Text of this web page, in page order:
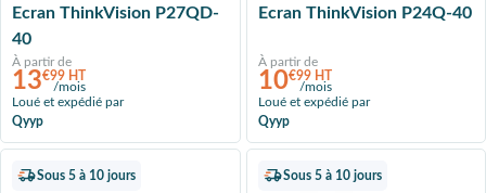
Ecran ThinkVision P27QD-
40
À partir de
13€99 HT
/mois
Loué et expédié par
Qyyp
Ecran ThinkVision P24Q-40
À partir de
10€99 HT
/mois
Loué et expédié par
Qyyp
Sous 5 à 10 jours Sous 5 à 10 jours